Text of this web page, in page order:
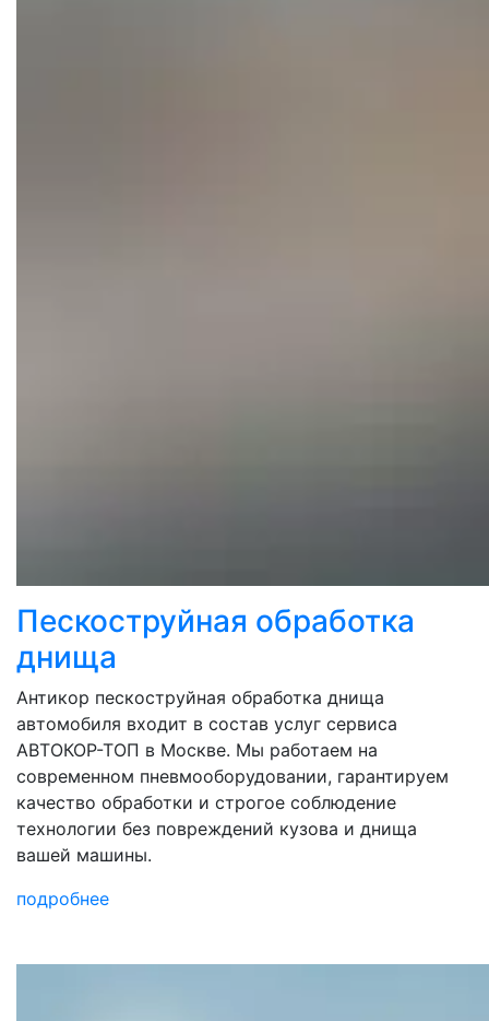
Пескоструйная обработка
днища
Антикор пескоструйная обработка днища
автомобиля входит в состав услуг сервиса
АВТОКОР-ТОП в Москве. Мы работаем на
современном пневмооборудовании, гарантируем
качество обработки и строгое соблюдение
технологии без повреждений кузова и днища
вашей машины.
подробнее